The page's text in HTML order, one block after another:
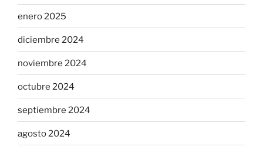
enero 2025
diciembre 2024
noviembre 2024
octubre 2024
septiembre 2024
agosto 2024